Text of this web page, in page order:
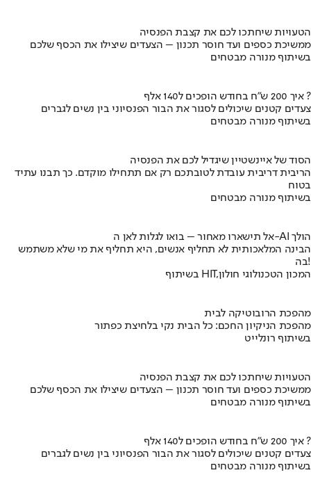
הטעויות שיחתכו לכם את קצבת הפנסיה
ממשיכת כספים ועד חוסר תכנון – הצעדים שיצילו את הכסף שלכם
בשיתוף מנורה מבטחים
איך 200 ש"ח בחודש הופכים ל140 אלף ?
צעדים קטנים שיכולים לסגור את הבור הפנסיוני בין נשים לגברים
בשיתוף מנורה מבטחים
הסוד של איינשטיין שיגדיל לכם את הפנסיה
הריבית דריבית עובדת לטובתכם רק אם תתחילו מוקדם. כך תבנו עתיד
בטוח
בשיתוף מנורה מבטחים
אל תישארו מאחור – בואו לגלות לאן ה-AI הולך
הבינה המלאכותית לא תחליף אנשים, היא תחליף את מי שלא משתמש
בה!
בשיתוף HIT,המכון הטכנולוגי חולון
מהפכת הרובוטיקה לבית
מהפכת הניקיון החכם: כל הבית נקי בלחיצת כפתור
בשיתוף רונלייט
הטעויות שיחתכו לכם את קצבת הפנסיה
ממשיכת כספים ועד חוסר תכנון – הצעדים שיצילו את הכסף שלכם
בשיתוף מנורה מבטחים
איך 200 ש"ח בחודש הופכים ל140 אלף ?
צעדים קטנים שיכולים לסגור את הבור הפנסיוני בין נשים לגברים
בשיתוף מנורה מבטחים